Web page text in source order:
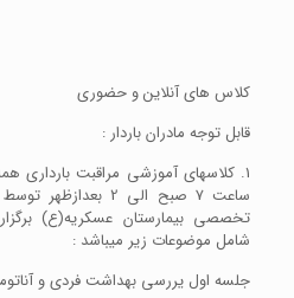
کلاس های آنلاین و حضوری
قابل توجه مادران باردار :
1. کلاسهای آموزشی مراقبت بارداری
ساعت 7 صبح الی 2
تخصصی بیمارستان عسکریه(ع)
شامل موضوعات زیر میباشد :
جلسه اول یررسی بهداشت فردی و